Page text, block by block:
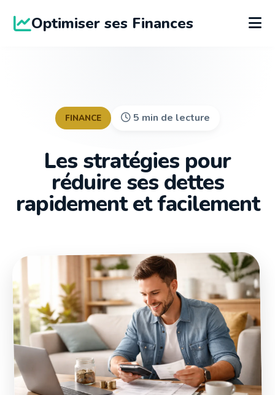
Optimiser ses Finances
FINANCE 5 min de lecture
Les stratégies pour
réduire ses dettes
rapidement et facilement